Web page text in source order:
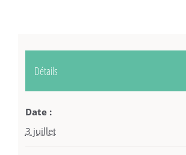
Détails
Date :
3 juillet